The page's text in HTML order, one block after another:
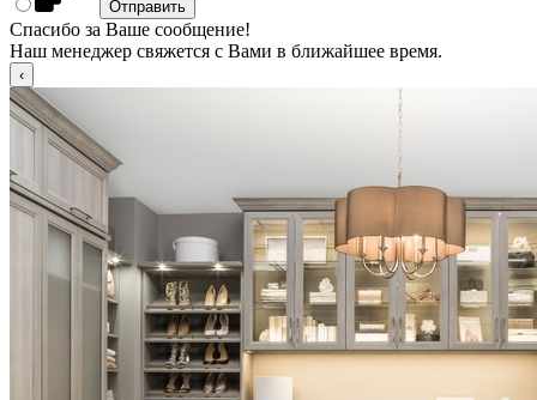
Спасибо за Ваше сообщение!
Наш менеджер свяжется с Вами в ближайшее время.